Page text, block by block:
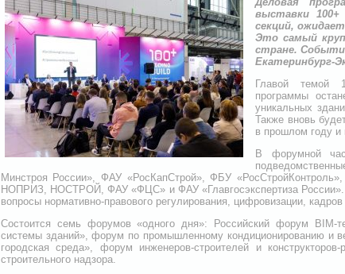
выставки
секций,
Это самый
стране.
Екатеринбург-
Главой темой
программы
уникальных
Также вновь
в прошлом году и
В форумной
Минстроя России», ФАУ «РосКапСтрой», ФБУ
НОПРИЗ, НОСТРОЙ, ФАУ «ФЦС» и ФАУ «Главгосэкспертиза России».
вопросы нормативно-правового регулирования, цифровизации,
Состоится семь форумов «одного дня»: Российский форум
системы зданий», форум по промышленному кондиционированию и
городская среда», форум инженеров-строителей и
строительного надзора.